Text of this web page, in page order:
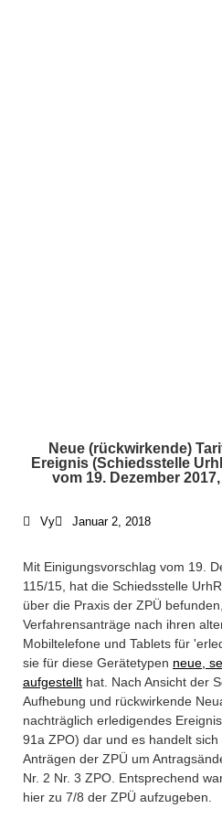
Neue (rückwirkende)
Ereignis (Schiedsstelle
vom 19. Dezember
Vy Januar 2, 2018
Mit Einigungsvorschlag vom 19.
115/15, hat die Schiedsstelle
über die Praxis der ZPÜ
Verfahrensanträge nach ihren
Mobiltelefone und Tablets für
sie für diese Gerätetypen neue,
aufgestellt hat. Nach Ansicht der
Aufhebung und rückwirkende
nachträglich erledigendes
91a ZPO) dar und es handelt
Anträgen der ZPÜ um
Nr. 2 Nr. 3 ZPO. Entsprechend
hier zu 7/8 der ZPÜ aufzugeben.
Who We Are /
Über uns
Where To Find Us /
+49 30 5156599-80
office@verweyen.legal